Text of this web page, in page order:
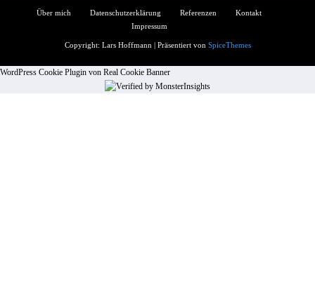
Über mich Datenschutzerklärung Referenzen
Kontakt
Impressum
Copyright: Lars Hoffmann | Präsentiert von SpiceThemes
WordPress Cookie Plugin von Real Cookie Banner